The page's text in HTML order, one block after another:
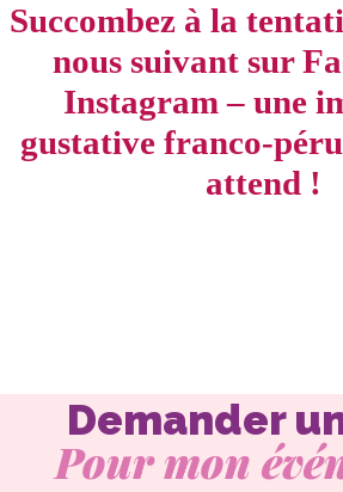
Succombez à la
nous suivant sur
Instagram – une
gustative franco-
attend !
Demander
Pour mon